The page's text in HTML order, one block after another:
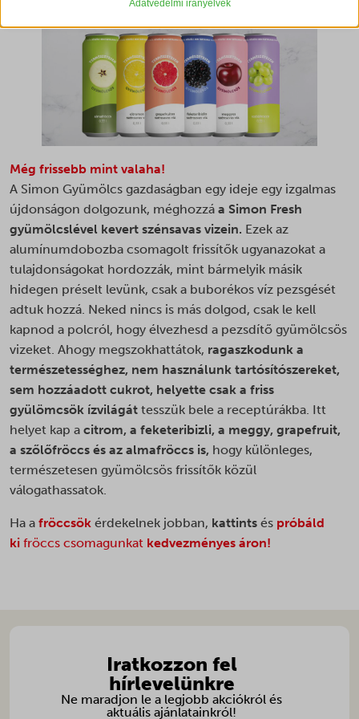
Még frissebb mint valaha!
A Simon Gyümölcs gazdaságban egy ideje egy izgalmas
újdonságon dolgozunk, méghozzá a Simon Fresh
gyümölcslével kevert szénsavas vizein. Ezek az
alumínumdobozba csomagolt frissítők ugyanazokat a
tulajdonságokat hordozzák, mint bármelyik másik
hidegen préselt levünk, csak a buborékos víz pezsgését
adtuk hozzá. Neked nincs is más dolgod, csak le kell
kapnod a polcról, hogy élvezhesd a pezsdítő gyümölcsös
vizeket. Ahogy megszokhattátok, ragaszkodunk a
természetességhez, nem használunk tartósítószereket,
sem hozzáadott cukrot, helyette csak a friss
gyülömcsök ízvilágát tesszük bele a receptúrákba. Itt
helyet kap a citrom, a feketeribizli, a meggy, grapefruit,
a szőlőfröccs és az almafröccs is, hogy különleges,
természetesen gyümölcsös frissítők közül
válogathassatok.
Ha a fröccsök érdekelnek jobban, kattints és próbáld
ki fröccs csomagunkat kedvezményes áron!
Iratkozzon fel
hírlevelünkre
Ne maradjon le a legjobb akciókról és
aktuális ajánlatainkról!
_hjsession_*
_lscache_vary
_vis_opt_test_cookie
cookieconsent_status
ct-ultimate-gdpr-cookie-level
googtrans
ISCHECKURLRISK
omLastFilled
omnisendSessionID
PHPSESSID
sessionId
swym-session-id
woocommerce_items_in_cart
woocommerce_recently_viewed
wordpress_logged_in_*
wordpress_test_cookie
wp-settings-*
weboldalunkkal.
Részletek megjelenítése
_gac_ua-*
_gat_gtag_ua_*
_gid
_hjsessionuser_*
_shopify_s
_shopify_y
ajs_anonymous_id
last_pysTrafficSource
mailchimp_landing_site
page-views
pys_first_visit
pys_landing_page
pys_start_session
pysAddToCartFragmentId
pysTrafficSource
A marketing szolgáltatásokat harmadik fél hirdetői vagy kiadói
használják személyre szabott hirdetések megjelenítésére. Ezt a
látogatók nyomon követésével teszik meg különböző
_fbc
_fbp
_gac_*
_gcl_aw
_gcl_gs
_pin_unauth
_ttp
mailchimp_email_id
mailchimp_user_email
mailchimp.cart.current_email
mailchimp.cart.previous_email
optiMonkClient
Egyéb szolgáltatások
Ez a kategória minden olyan sütit, domaint és szolgáltatást
magában foglal, amelyek nem tartoznak a megadott kategóriákba,
vagy amelyeket nem kategorizáltak.
Részletek megjelenítése
__cvg_sid
__kla_id
__ra
__ralv
__v_vrep__t_d__
_adtik
_adtilst
_adtkfc_WrNSBw
_adtkfo_WrNSBw
_vwo_ds
Adatvédelmi irányelvek